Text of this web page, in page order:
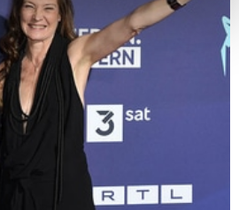
(Fingerprinting) identifizieren
wie Ihre persönlichen Daten
legen Sie Ihre Präferenzen im
fest.
um Inhalte und Anzeigen zu
für soziale Medien anbieten
auf unsere Website zu
geben wir Informationen zu Ihrer
an unsere Partner für